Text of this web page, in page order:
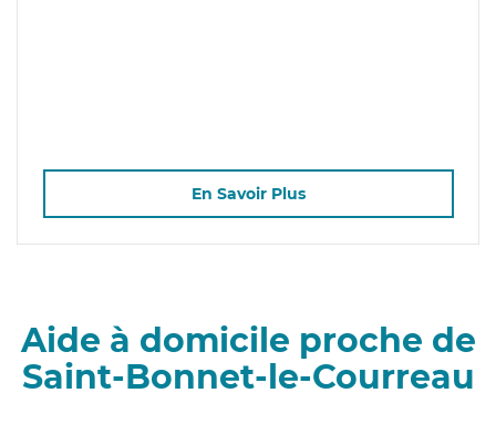
En Savoir Plus
Aide à domicile proche de
Saint-Bonnet-le-Courreau